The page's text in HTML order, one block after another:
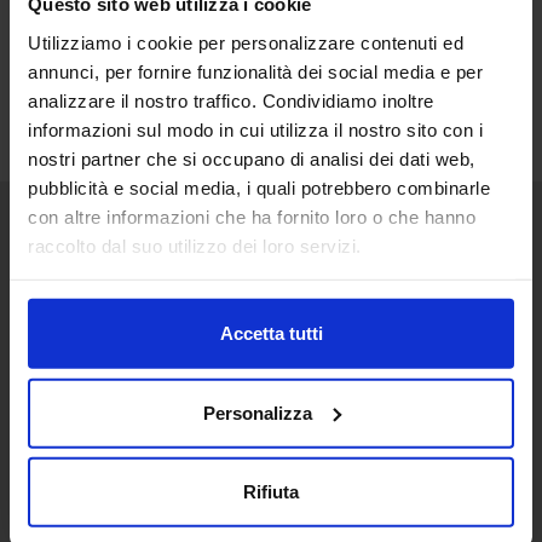
Utilizziamo i cookie per personalizzare contenuti ed
annunci, per fornire funzionalità dei social media e per
analizzare il nostro traffico. Condividiamo inoltre
informazioni sul modo in cui utilizza il nostro sito con i
nostri partner che si occupano di analisi dei dati web,
pubblicità e social media, i quali potrebbero combinarle
con altre informazioni che ha fornito loro o che hanno
raccolto dal suo utilizzo dei loro servizi.
Accetta tutti
Personalizza
Rifiuta
Senaf srl
+ 39 051.325511
+ 39 02.332039460
Project and management